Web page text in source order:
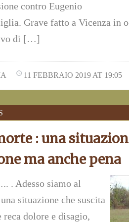
contro Eugenio
Grave fatto a Vicenza in
di […]
11 FEBBRAIO 2019 AT 19:05
: una
ma anche pena
. Adesso siamo al
situazione che suscita
reca dolore e disagio,